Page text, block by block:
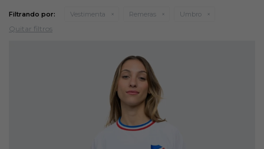
Filtrando por: Vestimenta Remeras Umbro
Quitar filtros